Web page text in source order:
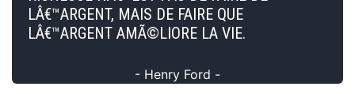
LÂ€™ARGENT, MAIS DE FAIRE QUE
LÂ€™ARGENT AMÃ©LIORE LA VIE.
- Henry Ford -